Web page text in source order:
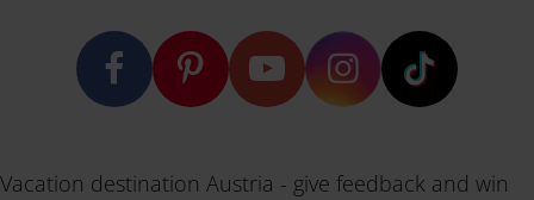
Vacation destination Austria - give feedback and win